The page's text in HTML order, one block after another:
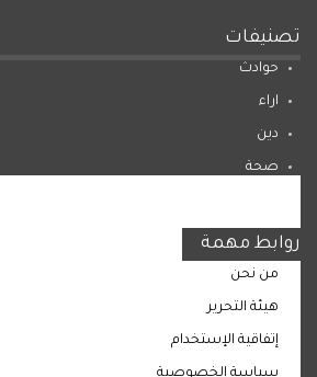
تصنيفات
حوادث
اراء
دين
صحة
روابط مهمة
من نحن
هيئة التحرير
إتفاقية الإستخدام
سياسة الخصوصية